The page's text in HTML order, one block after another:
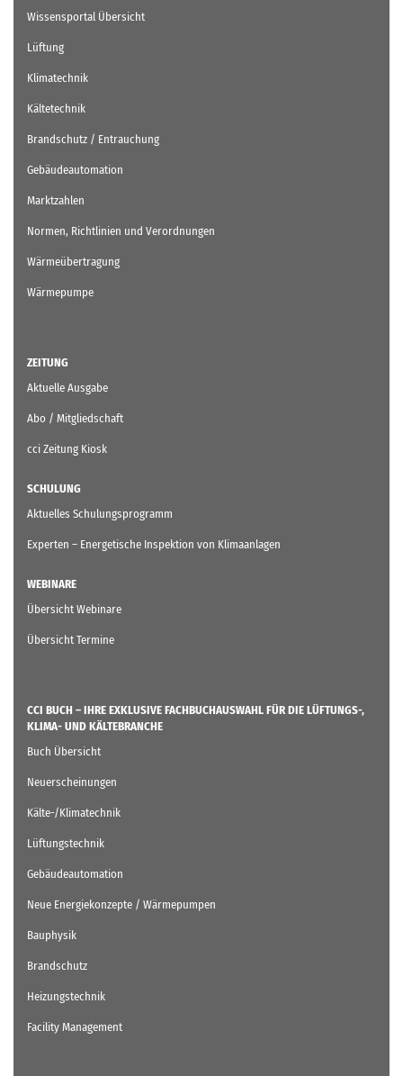
Wissensportal Übersicht
Lüftung
Klimatechnik
Kältetechnik
Brandschutz / Entrauchung
Gebäudeautomation
Marktzahlen
Normen, Richtlinien und Verordnungen
Wärmeübertragung
Wärmepumpe
ZEITUNG
Aktuelle Ausgabe
Abo / Mitgliedschaft
cci Zeitung Kiosk
SCHULUNG
Aktuelles Schulungsprogramm
Experten – Energetische Inspektion von Klimaanlagen
WEBINARE
Übersicht Webinare
Übersicht Termine
CCI BUCH – IHRE EXKLUSIVE FACHBUCHAUSWAHL FÜR DIE LÜFTUNGS-,
KLIMA- UND KÄLTEBRANCHE
Buch Übersicht
Neuerscheinungen
Kälte-/Klimatechnik
Lüftungstechnik
Gebäudeautomation
Neue Energiekonzepte / Wärmepumpen
Bauphysik
Brandschutz
Heizungstechnik
Facility Management